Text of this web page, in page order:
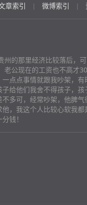
章索引 | 微博索引 |
的那里经济比较落后，
公现在的工资也不高才
点点事情就跟我吵架，
给他们我舍不得孩子，
多可，经常吵架，他脾
，我这个人比较心软我
钱！